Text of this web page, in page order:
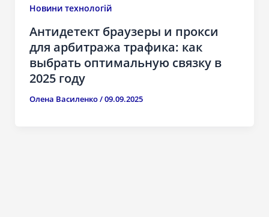
Новини технологій
Антидетект браузеры и прокси
для арбитража трафика: как
выбрать оптимальную связку в
2025 году
Олена Василенко/09.09.2025